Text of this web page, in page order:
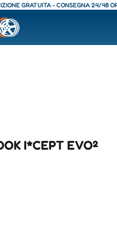
GRATUITA - CONSEGNA 24/48
I*CEPT EVO²